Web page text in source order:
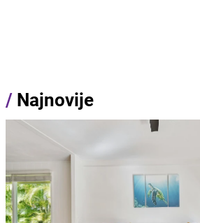
/ Najnovije